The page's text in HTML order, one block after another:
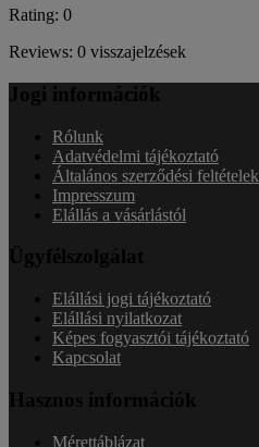
Rating: 0
Reviews: 0 visszajelzések
Jogi információk
Rólunk
Adatvédelmi tájékoztató
Általános szerződési feltételek
Impresszum
Elállás a vásárlástól
Ügyfélszolgálat
Elállási jogi tájékoztató
Elállási nyilatkozat
Képes fogyasztói tájékoztató
Kapcsolat
Hasznos információk
Mérettáblázat